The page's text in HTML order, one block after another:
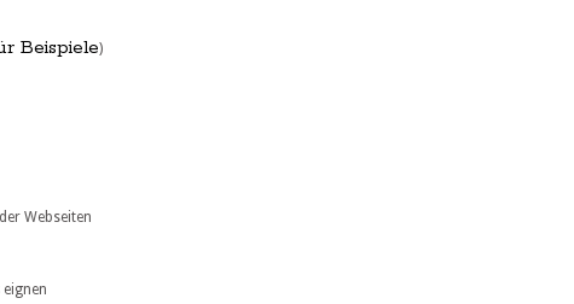
Beispiele)
Webseiten